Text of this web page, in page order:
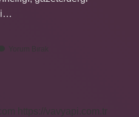
Yorum Bırak
https://vavyapi.com.tr